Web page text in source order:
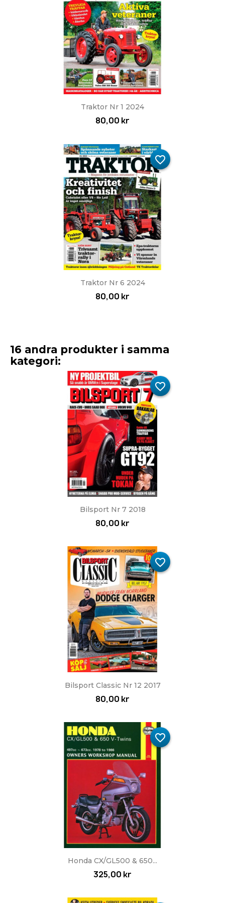
Traktor Nr 1 2024
80,00 kr
Traktor Nr 6 2024
80,00 kr
favorite_border
16 andra produkter i samma
kategori:
Bilsport Nr 7 2018
80,00 kr
favorite_border
Bilsport Classic Nr 12 2017
80,00 kr
favorite_border
Honda CX/GL500 & 650...
325,00 kr
favorite_border